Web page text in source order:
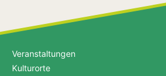
Veranstaltungen
Kulturorte